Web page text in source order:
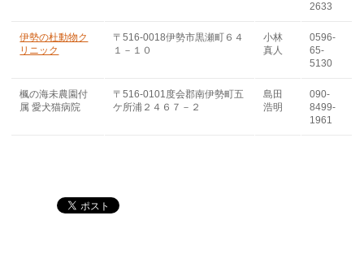
2633
伊勢の杜動物ク
リニック
〒516-0018伊勢市黒瀬町６４
１－１０
小林
真人
0596-
65-
5130
楓の海未農園付
属 愛犬猫病院
〒516-0101度会郡南伊勢町五
ケ所浦２４６７－２
島田
浩明
090-
8499-
1961